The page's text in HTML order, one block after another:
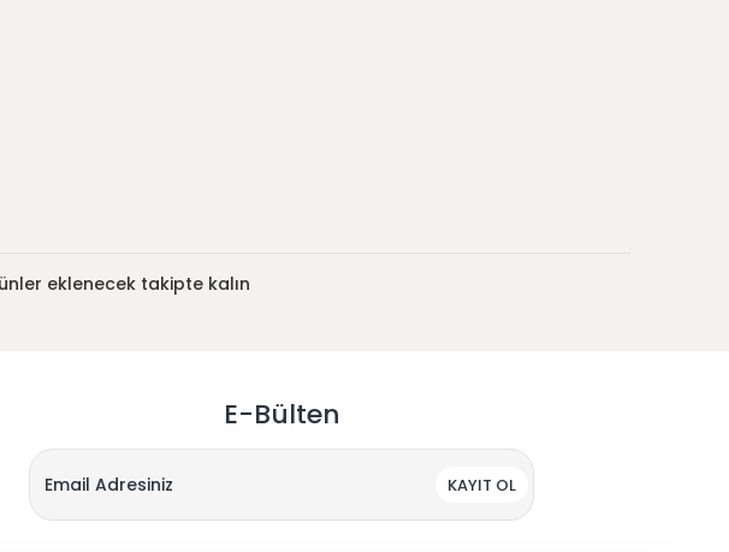
eklenecek takipte kalın
E-Bülten
KAYIT OL